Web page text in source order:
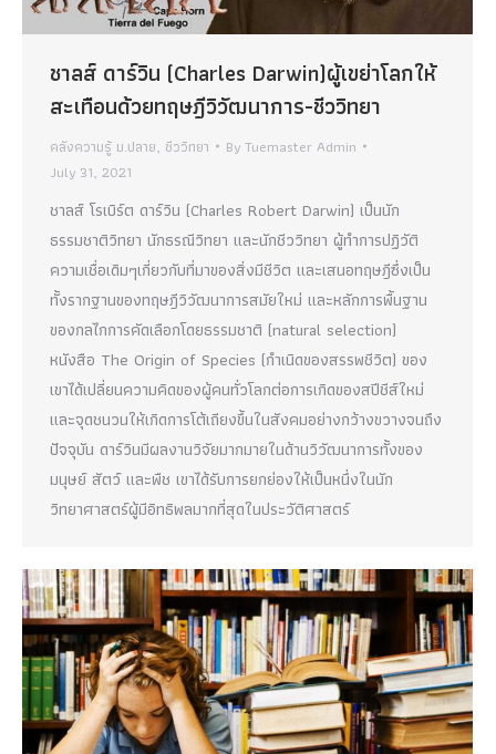
ชาลส์ ดาร์วิน (Charles Darwin)ผู้เขย่าโลกให้
สะเทือนด้วยทฤษฎีวิวัฒนาการ-ชีววิทยา
คลังความรู้ ม.ปลาย, ชีววิทยา ByTuemaster Admin
July 31, 2021
ชาลส์ โรเบิร์ต ดาร์วิน (Charles Robert Darwin) เป็นนัก
ธรรมชาติวิทยา นักธรณีวิทยา และนักชีววิทยา ผู้ทำการปฏิวัติ
ความเชื่อเดิมๆเกี่ยวกับที่มาของสิ่งมีชีวิต และเสนอทฤษฎีซึ่งเป็น
ทั้งรากฐานของทฤษฎีวิวัฒนาการสมัยใหม่ และหลักการพื้นฐาน
ของกลไกการคัดเลือกโดยธรรมชาติ (natural selection)
หนังสือ The Origin of Species (กำเนิดของสรรพชีวิต) ของ
เขาได้เปลี่ยนความคิดของผู้คนทั่วโลกต่อการเกิดของสปีชีส์ใหม่
และจุดชนวนให้เกิดการโต้เถียงขึ้นในสังคมอย่างกว้างขวางจนถึง
ปัจจุบัน ดาร์วินมีผลงานวิจัยมากมายในด้านวิวัฒนาการทั้งของ
มนุษย์ สัตว์ และพืช เขาได้รับการยกย่องให้เป็นหนึ่งในนัก
วิทยาศาสตร์ผู้มีอิทธิพลมากที่สุดในประวัติศาสตร์